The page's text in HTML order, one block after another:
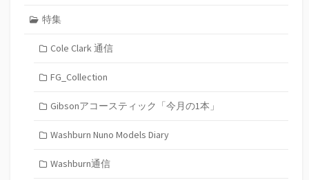
特集
Cole Clark 通信
FG_Collection
Gibsonアコースティック「今月の1本」
Washburn Nuno Models Diary
Washburn通信